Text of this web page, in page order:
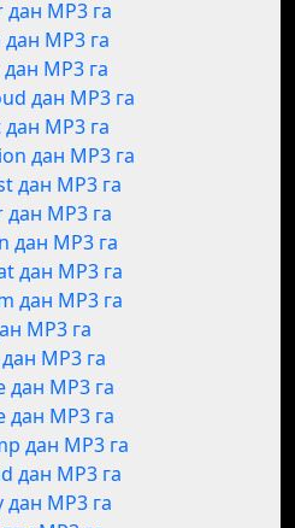
MP3 га
MP3 га
MP3 га
дан MP3 га
MP3 га
дан MP3 га
дан MP3 га
MP3 га
дан MP3 га
дан MP3 га
дан MP3 га
MP3 га
MP3 га
дан MP3 га
дан MP3 га
дан MP3 га
дан MP3 га
MP3 га